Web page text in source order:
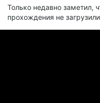
Только недавно заметил,
прохождения не